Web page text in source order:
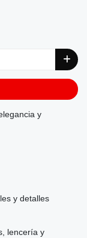
y
y detalles
lencería y